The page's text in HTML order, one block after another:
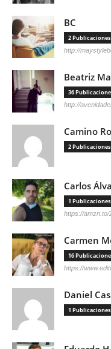
BC
2 Publicaciones
http://
Beatriz
36
http://
Camino
2 Publicaciones
Carlos
1 Publicaciones
https://amzn.to/
Carmen
16
https://
Daniel
1 Publicaciones